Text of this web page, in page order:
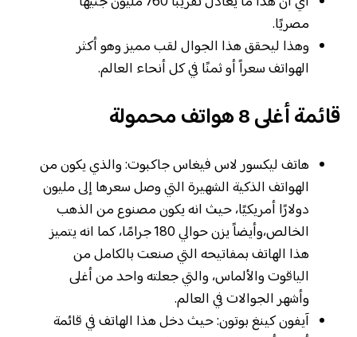
مصريًا.
وهذا ليحقق هذا الجوال لقب مميز وهو أكثر
الهواتف سعراً أو ثمنًا في كل أنحاء العالم.
قائمة أغلى 8 هواتف محمولة
هاتف ليكسور لاس فيغاس جاكبوت: والذي يكون من
الهواتف الذكية الشهيرة التي وصل سعرها إلى مليون
دولارًا أمريكيًا، حيث انه يكون مصنوع من الذهب
الخالص،وأيضاً يزن حوالي 180 جرامًا، كما انه يتميز
هذا الهاتف بمفاتيحه التي صنعت بالكامل من
الياقوت والألماس، والتي جعلته واحد من أغلى
وأشهر الجوالات في العالم.
آيفون كينغ بوتون: حيث دخل هذا الهاتف في قائمة